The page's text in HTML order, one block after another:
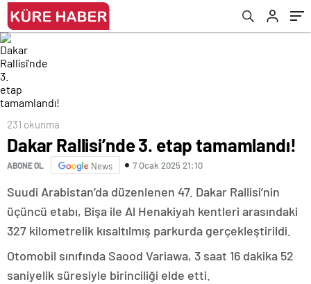
231 okunma
Dakar Rallisi’nde 3. etap tamamlandı!
ABONE OL News 7 Ocak 2025 21:10
Suudi Arabistan’da düzenlenen 47. Dakar Rallisi’nin
üçüncü etabı, Bişa ile Al Henakiyah kentleri arasındaki
327 kilometrelik kısaltılmış parkurda gerçekleştirildi.
Otomobil sınıfında Saood Variawa, 3 saat 16 dakika 52
saniyelik süresiyle birinciliği elde etti.